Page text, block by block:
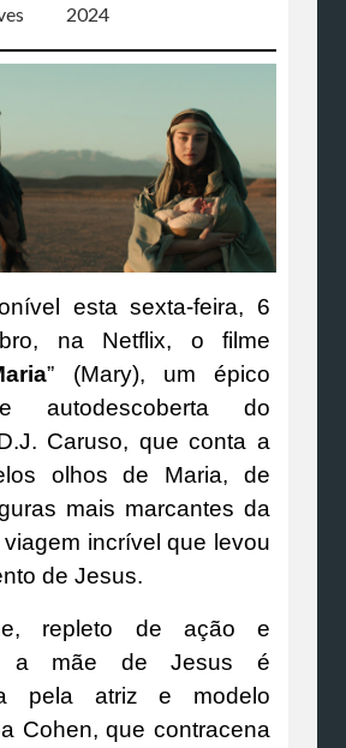
2024
esta sexta-feira, 6
na Netflix, o filme
” (Mary), um épico
autodescoberta do
Caruso, que conta a
olhos de Maria, de
mais marcantes da
incrível que levou
de Jesus.
repleto de ação e
a mãe de Jesus é
pela atriz e modelo
Cohen, que contracena